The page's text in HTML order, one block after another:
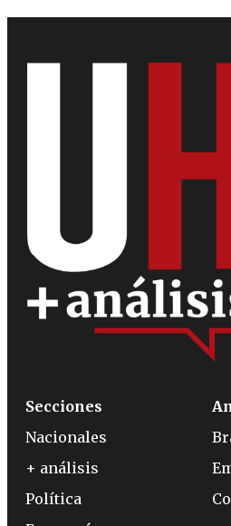
Secciones
Nacionales
+ análisis
Política